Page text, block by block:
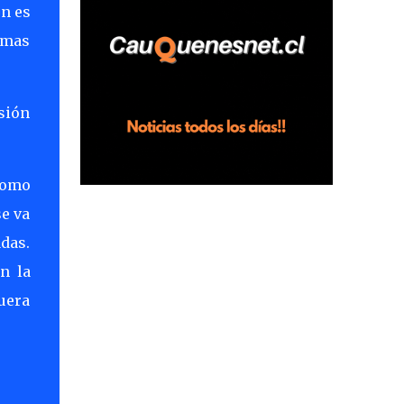
es
va
la
en el sector Dollimbuta, comuna de
Pelluhue. Allí, mientras se encontraba junto
plantación de frutillas, habría sostenido una